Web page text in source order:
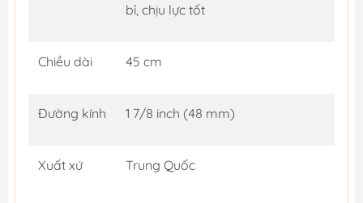
bỉ, chịu lực tốt
Chiều dài 45 cm
Đường kính 1 7/8 inch (48 mm)
Xuất xứ Trung Quốc